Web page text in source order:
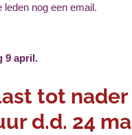
nog een email.
9 april.
tot
d.d. 24